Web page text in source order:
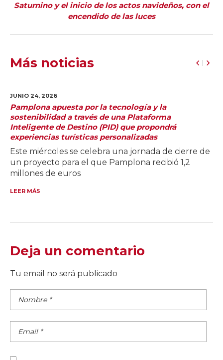
Saturnino y el inicio de los actos navideños, con el
encendido de las luces
Más noticias
JUNIO 24, 2026
Pamplona apuesta por la tecnología y la
sostenibilidad a través de una Plataforma
Inteligente de Destino (PID) que propondrá
experiencias turísticas personalizadas
Este miércoles se celebra una jornada de cierre de
un proyecto para el que Pamplona recibió 1,2
millones de euros
LEER MÁS
Deja un comentario
Tu email no será publicado